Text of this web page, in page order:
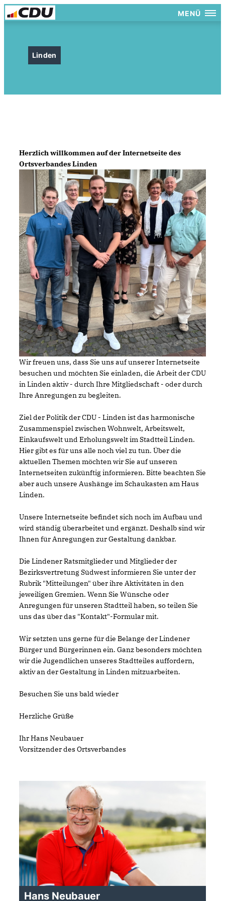
MENÜ
Linden
Herzlich willkommen auf der Internetseite des
Ortsverbandes Linden
Wir freuen uns, dass Sie uns auf unserer Internetseite
besuchen und möchten Sie einladen, die Arbeit der CDU
in Linden aktiv - durch Ihre Mitgliedschaft - oder durch
Ihre Anregungen zu begleiten.
Ziel der Politik der CDU - Linden ist das harmonische
Zusammenspiel zwischen Wohnwelt, Arbeitswelt,
Einkaufswelt und Erholungswelt im Stadtteil Linden.
Hier gibt es für uns alle noch viel zu tun. Über die
aktuellen Themen möchten wir Sie auf unseren
Internetseiten zukünftig informieren. Bitte beachten Sie
aber auch unsere Aushänge im Schaukasten am Haus
Linden.
Unsere Internetseite befindet sich noch im Aufbau und
wird ständig überarbeitet und ergänzt. Deshalb sind wir
Ihnen für Anregungen zur Gestaltung dankbar.
Die Lindener Ratsmitglieder und Mitglieder der
Bezirksvertretung Südwest informieren Sie unter der
Rubrik "Mitteilungen" über ihre Aktivitäten in den
jeweiligen Gremien. Wenn Sie Wünsche oder
Anregungen für unseren Stadtteil haben, so teilen Sie
uns das über das "Kontakt"-Formular mit.
Wir setzten uns gerne für die Belange der Lindener
Bürger und Bürgerinnen ein. Ganz besonders möchten
wir die Jugendlichen unseres Stadtteiles auffordern,
aktiv an der Gestaltung in Linden mitzuarbeiten.
Besuchen Sie uns bald wieder
Herzliche Grüße
Ihr Hans Neubauer
Vorsitzender des Ortsverbandes
Hans Neubauer